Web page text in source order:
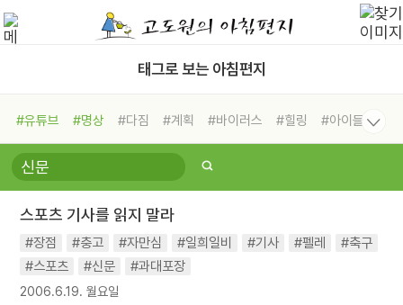
태그로 보는 아침편지
#유튜브 #명상 #다짐 #계획 #바이러스 #힐링
#아이들
#비전캠프
#독서캠프 #삶
#희망
#나눔 #친구 #링컨학교
#독서
#건강 #면역력
스포츠 기사를 읽지 말라
#장점 #충고 #자만심 #일희일비 #기사 #펠레
#축구
#스포츠
#신문 #과대포장
2006.6.19. 월요일